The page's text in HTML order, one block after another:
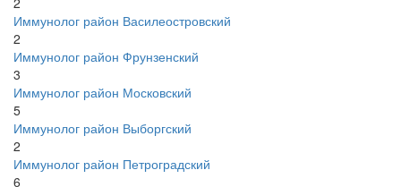
Иммунолог район Василеостровский
2
Иммунолог район Фрунзенский
3
Иммунолог район Московский
5
Иммунолог район Выборгский
2
Иммунолог район Петроградский
6